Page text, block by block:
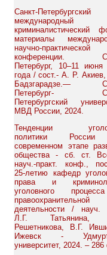
Санкт-Петербургский
международный
криминалистический
материалы
научно-практической
конференции.
Петербург, 10–11 июня
года / сост.- А. Р.
Бадзгарадзе.—
Петербург-
Петербургский
МВД России, 2024.
Тенденции
политики
современном этапе
общества - сб. ст.
науч.-практ. конф.,
25-летию кафедр
права и
уголовного
правоохранительной
деятельности / науч.
Л.Г. Татьянина,
Решетникова, В.Г.
Ижевск -
университет, 2024. – 286